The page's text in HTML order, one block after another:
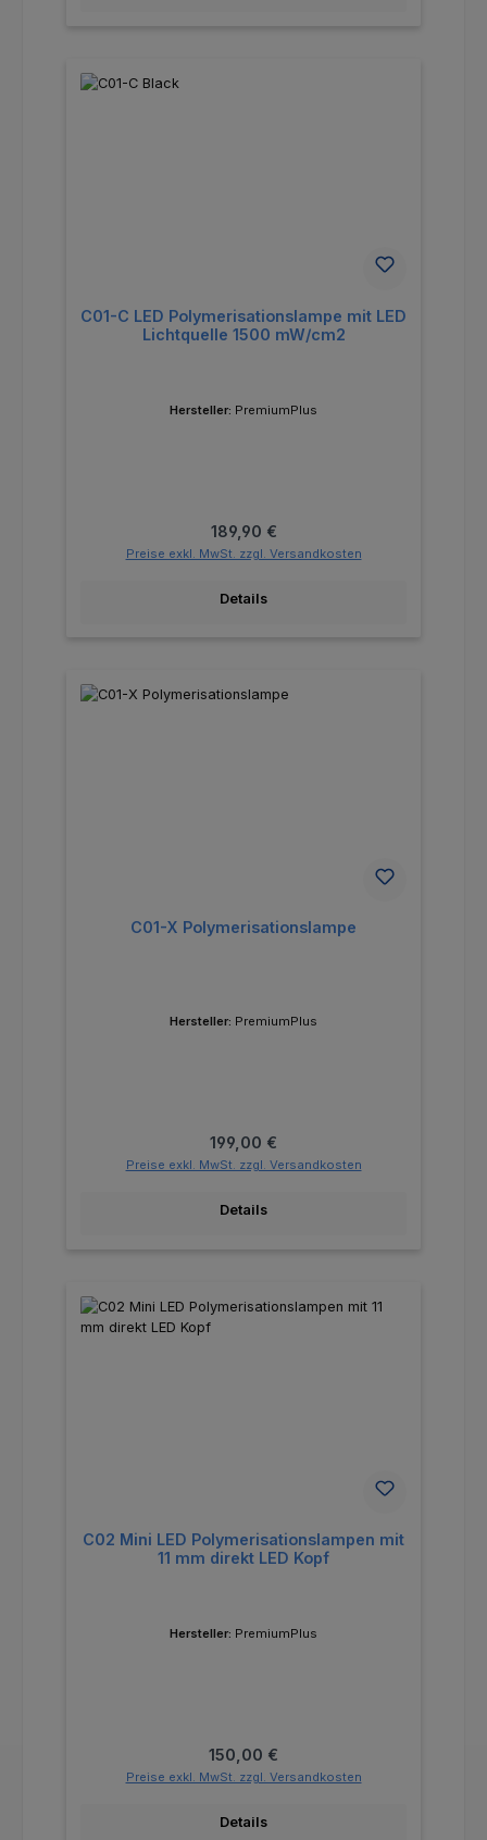
C01-C LED Polymerisationslampe mit LED
Lichtquelle 1500 mW/cm2
Hersteller: PremiumPlus
Regulärer Preis:
189,90 €
Preise exkl. MwSt. zzgl. Versandkosten
Details
C01-X Polymerisationslampe
Hersteller: PremiumPlus
Regulärer Preis:
199,00 €
Preise exkl. MwSt. zzgl. Versandkosten
Details
C02 Mini LED Polymerisationslampen mit
11 mm direkt LED Kopf
Hersteller: PremiumPlus
Regulärer Preis:
150,00 €
Preise exkl. MwSt. zzgl. Versandkosten
Details